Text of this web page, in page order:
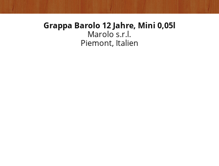
Grappa Barolo 12 Jahre, Mini 0,05l
Marolo s.r.l.
Piemont, Italien